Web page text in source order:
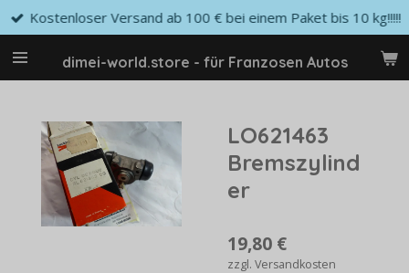
Zum
Hauptinhalt
springendimei-world.store - für Franzosen Autos
Kostenloser Versand ab 100 € bei einem Paket bis 10 kg!!!!!
LO621463
Bremszylind
er
19,80 €
zzgl. Versandkosten